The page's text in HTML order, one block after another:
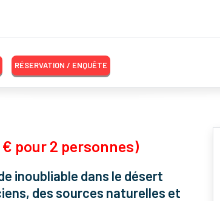
RÉSERVATION / ENQUÊTE
€ pour 2 personnes)
inoubliable dans le désert
des sources naturelles et